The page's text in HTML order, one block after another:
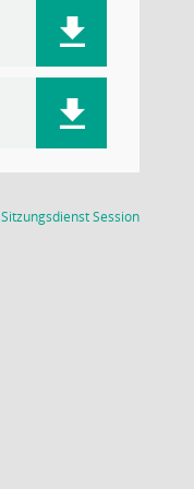
SitzungsdienstSession(Wird in